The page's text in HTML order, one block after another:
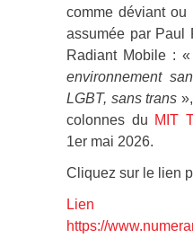
comme déviant ou
assumée par Paul
Radiant Mobile :
environnement
LGBT, sans trans
colonnes du MIT
1er mai 2026.
Cliquez sur le lien
https://